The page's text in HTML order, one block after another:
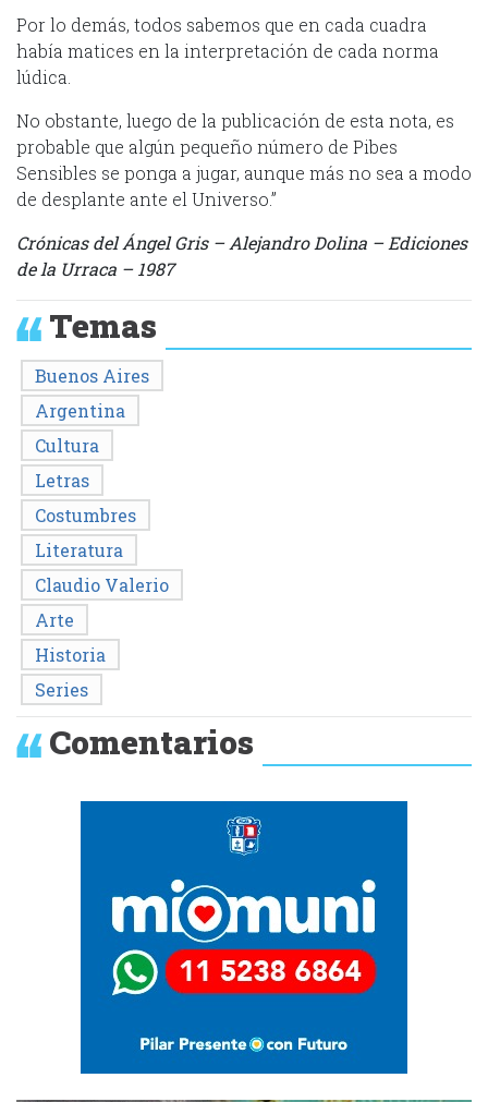
Por lo demás, todos sabemos que en cada cuadra
había matices en la interpretación de cada norma
lúdica.
No obstante, luego de la publicación de esta nota, es
probable que algún pequeño número de Pibes
Sensibles se ponga a jugar, aunque más no sea a modo
de desplante ante el Universo.”
Crónicas del Ángel Gris – Alejandro Dolina – Ediciones
de la Urraca – 1987
Temas
Buenos Aires
Argentina
Cultura
Letras
Costumbres
Literatura
Claudio Valerio
Arte
Historia
Series
Comentarios